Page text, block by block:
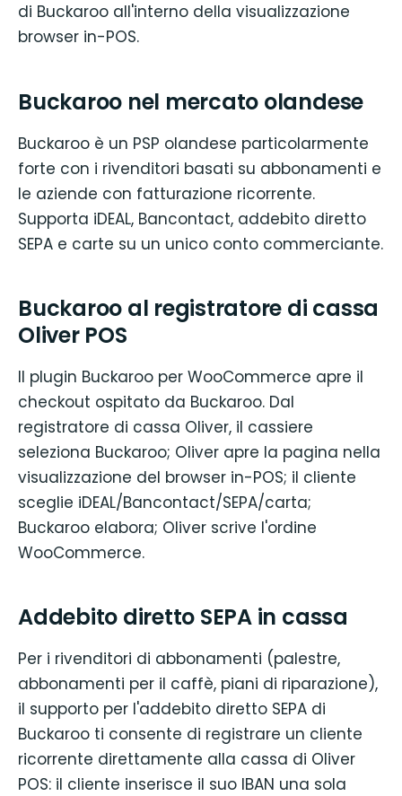
di Buckaroo all'interno della visualizzazione
browser in-POS.
Buckaroo nel mercato olandese
Buckaroo è un PSP olandese particolarmente
forte con i rivenditori basati su abbonamenti e
le aziende con fatturazione ricorrente.
Supporta iDEAL, Bancontact, addebito diretto
SEPA e carte su un unico conto commerciante.
Buckaroo al registratore di cassa
Oliver POS
Il plugin Buckaroo per WooCommerce apre il
checkout ospitato da Buckaroo. Dal
registratore di cassa Oliver, il cassiere
seleziona Buckaroo; Oliver apre la pagina nella
visualizzazione del browser in-POS; il cliente
sceglie iDEAL/Bancontact/SEPA/carta;
Buckaroo elabora; Oliver scrive l'ordine
WooCommerce.
Addebito diretto SEPA in cassa
Per i rivenditori di abbonamenti (palestre,
abbonamenti per il caffè, piani di riparazione),
il supporto per l'addebito diretto SEPA di
Buckaroo ti consente di registrare un cliente
ricorrente direttamente alla cassa di Oliver
POS: il cliente inserisce il suo IBAN una sola